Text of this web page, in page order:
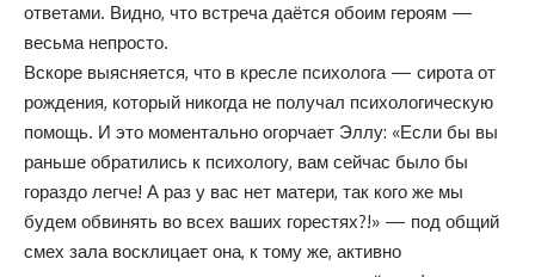
ответами. Видно, что встреча даётся обоим героям —
весьма непросто.
Вскоре выясняется, что в кресле психолога — сирота от
рождения, который никогда не получал психологическую
помощь. И это моментально огорчает Эллу: «Если бы вы
раньше обратились к психологу, вам сейчас было бы
гораздо легче! А раз у вас нет матери, так кого же мы
будем обвинять во всех ваших горестях?!» — под общий
смех зала восклицает она, к тому же, активно